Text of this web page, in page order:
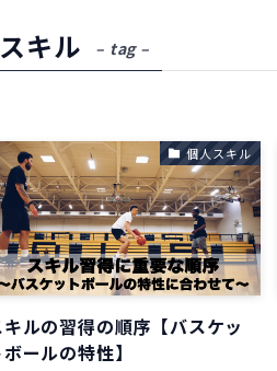
スキル – tag –
個人スキル
キルの習得の順序【バスケッ
ボールの特性】